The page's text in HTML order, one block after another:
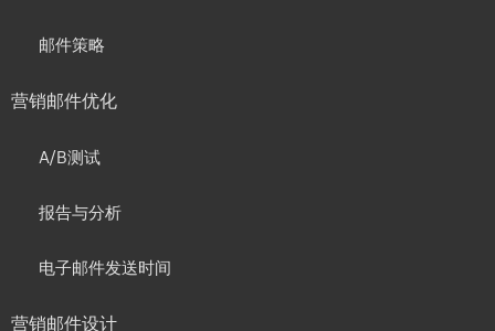
邮件策略
营销邮件优化
A/B测试
报告与分析
电子邮件发送时间
营销邮件设计